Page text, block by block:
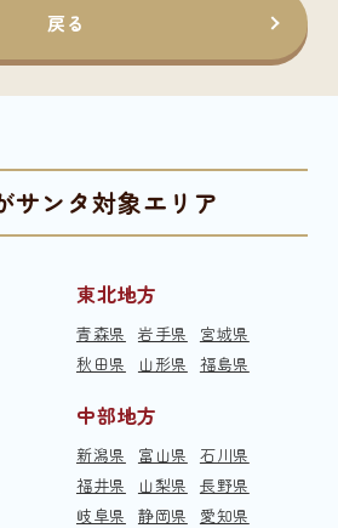
戻る
サンタ対象エリア
東北地方
青森県 岩手県
宮城県
秋田県
山形県 福島県
中部地方
新潟県 富山県
石川県
福井県
山梨県
長野県
岐阜県
静岡県 愛知県